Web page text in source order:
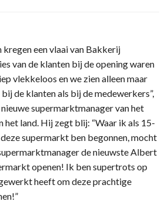
kregen een vlaai van Bakkerij
van de klanten bij de opening waren
vlekkeloos en we zien alleen maar
de klanten als bij de medewerkers”,
supermarktmanager van het
het land. Hij zegt blij: “Waar ik als 15-
supermarkt ben begonnen, mocht
de nieuwste Albert
openen! Ik ben supertrots op
heeft om deze prachtige